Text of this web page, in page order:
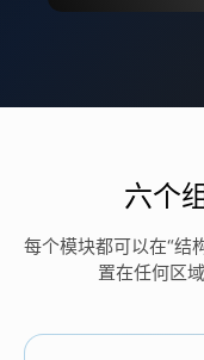
六个
每个模块都可以在“结
置在任何区